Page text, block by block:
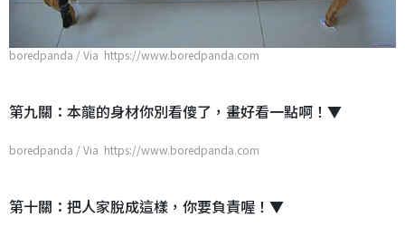
boredpanda / Via https://www.boredpanda.com
第九關：本龍的身材你別看傻了，畫好看一點啊！▼
boredpanda / Via https://www.boredpanda.com
第十關：把人家脫成這樣，你要負責喔！▼